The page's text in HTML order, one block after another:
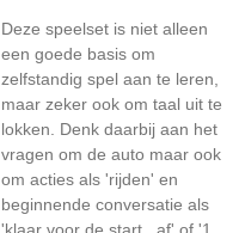
Deze speelset is niet alleen
een goede basis om
zelfstandig spel aan te leren,
maar zeker ook om taal uit te
lokken. Denk daarbij aan het
vragen om de auto maar ook
om acties als 'rijden' en
beginnende conversatie als